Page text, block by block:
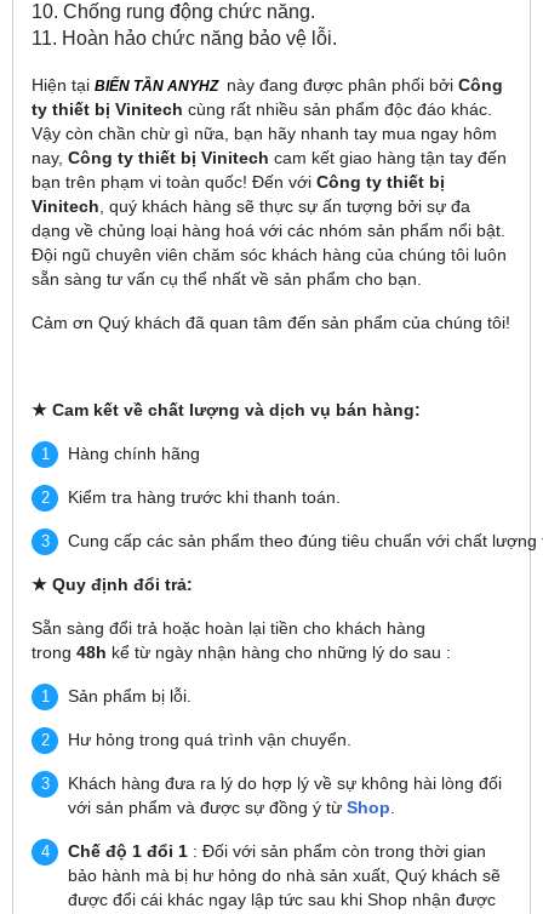
10. Chống rung động chức năng.
11. Hoàn hảo chức năng bảo vệ lỗi.
Hiện tại BIẾN TẦN ANYHZ này đang được phân phối bởi Công
ty thiết bị Vinitech cùng rất nhiều sản phẩm độc đáo khác.
Vậy còn chần chừ gì nữa, bạn hãy nhanh tay mua ngay hôm
nay, Công ty thiết bị Vinitech cam kết giao hàng tận tay đến
bạn trên phạm vi toàn quốc! Đến với Công ty thiết bị
Vinitech, quý khách hàng sẽ thực sự ấn tượng bởi sự đa
dạng về chủng loại hàng hoá với các nhóm sản phẩm nổi bật.
Đội ngũ chuyên viên chăm sóc khách hàng của chúng tôi luôn
sẵn sàng tư vấn cụ thể nhất về sản phẩm cho bạn.
Cảm ơn Quý khách đã quan tâm đến sản phẩm của chúng tôi!
★ Cam kết về chất lượng và dịch vụ bán hàng:
Hàng chính hãng
Kiểm tra hàng trước khi thanh toán.
Cung cấp các sản phẩm theo đúng tiêu chuẩn với chất lượng
★ Quy định đổi trả:
Sẵn sàng đổi trả hoặc hoàn lại tiền cho khách hàng
trong 48h kể từ ngày nhận hàng cho những lý do sau :
Sản phẩm bị lỗi.
Hư hỏng trong quá trình vận chuyển.
Khách hàng đưa ra lý do hợp lý về sự không hài lòng đối
với sản phẩm và được sự đồng ý từ Shop.
Chế độ 1 đổi 1 : Đối với sản phẩm còn trong thời gian
bảo hành mà bị hư hỏng do nhà sản xuất, Quý khách sẽ
được đổi cái khác ngay lập tức sau khi Shop nhận được